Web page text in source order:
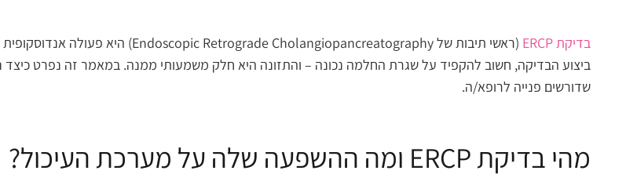
בדיקת ERCP (ראשי תיבות של Endoscopic Retrograde Cholangiopancreatography) היא פעולה אנדוסקופית מורכבת המשמשת לאבחון ולטיפול בבעיות בדרכי המרה וה
שדורשים פנייה לרופא/ה.
מהי בדיקת ERCP ומה ההשפעה שלה על מערכת העיכול?